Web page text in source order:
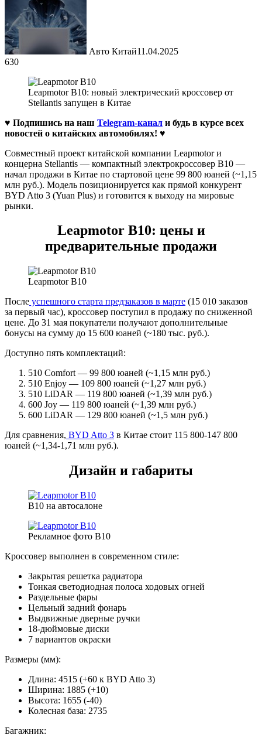
Авто Китай11.04.2025
630
Leapmotor B10: новый электрический кроссовер от
Stellantis запущен в Китае
♥ Подпишись на наш Telegram-канал и будь в курсе всех
новостей о китайских автомобилях! ♥
Совместный проект китайской компании Leapmotor и
концерна Stellantis — компактный электрокроссовер B10 —
начал продажи в Китае по стартовой цене 99 800 юаней (~1,15
млн руб.). Модель позиционируется как прямой конкурент
BYD Atto 3 (Yuan Plus) и готовится к выходу на мировые
рынки.
Leapmotor B10: цены и
предварительные продажи
Leapmotor B10
После успешного старта предзаказов в марте (15 010 заказов
за первый час), кроссовер поступил в продажу по сниженной
цене. До 31 мая покупатели получают дополнительные
бонусы на сумму до 15 600 юаней (~180 тыс. руб.).
Доступно пять комплектаций:
510 Comfort — 99 800 юаней (~1,15 млн руб.)
510 Enjoy — 109 800 юаней (~1,27 млн руб.)
510 LiDAR — 119 800 юаней (~1,39 млн руб.)
600 Joy — 119 800 юаней (~1,39 млн руб.)
600 LiDAR — 129 800 юаней (~1,5 млн руб.)
Для сравнения, BYD Atto 3 в Китае стоит 115 800-147 800
юаней (~1,34-1,71 млн руб.).
Дизайн и габариты
B10 на автосалоне
Рекламное фото B10
Кроссовер выполнен в современном стиле:
Закрытая решетка радиатора
Тонкая светодиодная полоса ходовых огней
Раздельные фары
Цельный задний фонарь
Выдвижные дверные ручки
18-дюймовые диски
7 вариантов окраски
Размеры (мм):
Длина: 4515 (+60 к BYD Atto 3)
Ширина: 1885 (+10)
Высота: 1655 (-40)
Колесная база: 2735
Багажник: